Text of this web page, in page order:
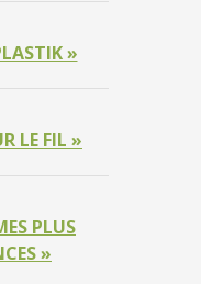
»
LE FIL »
PLUS
»